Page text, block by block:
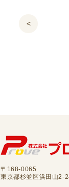
<
〒168-0065
東京都杉並区浜田山2-